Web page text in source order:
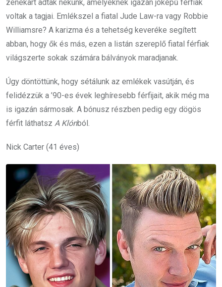
zenekart adtak nekünk, amelyeknek igazán jóképű férfiak
voltak a tagjai. Emlékszel a fiatal Jude Law-ra vagy Robbie
Williamsre? A karizma és a tehetség keveréke segített
abban, hogy ők és más, ezen a listán szereplő fiatal férfiak
világszerte sokak számára bálványok maradjanak.
Úgy döntöttünk, hogy sétálunk az emlékek vasútján, és
felidézzük a ’90-es évek leghíresebb férfijait, akik még ma
is igazán sármosak. A bónusz részben pedig egy dögös
férfit láthatsz A Klónból.
Nick Carter (41 éves)